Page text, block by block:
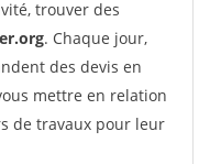
trouver des
. Chaque jour,
des devis en
mettre en relation
de travaux pour leur